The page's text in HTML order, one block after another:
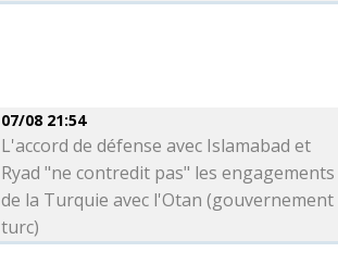
07/08 21:54
L'accord de défense avec Islamabad et
Ryad "ne contredit pas" les engagements
de la Turquie avec l'Otan (gouvernement
turc)